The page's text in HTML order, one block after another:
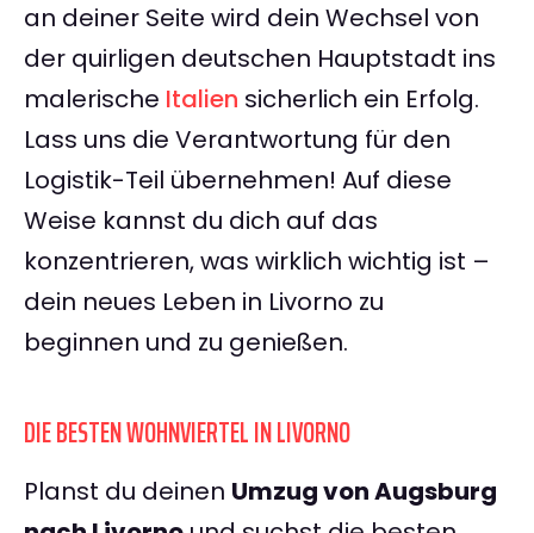
an deiner Seite wird dein Wechsel von
der quirligen deutschen Hauptstadt ins
malerische Italien sicherlich ein Erfolg.
Lass uns die Verantwortung für den
Logistik-Teil übernehmen! Auf diese
Weise kannst du dich auf das
konzentrieren, was wirklich wichtig ist –
dein neues Leben in Livorno zu
beginnen und zu genießen.
DIE BESTEN WOHNVIERTEL IN LIVORNO
Planst du deinen Umzug von Augsburg